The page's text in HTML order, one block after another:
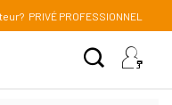
PRIVÉ PROFESSIONNEL